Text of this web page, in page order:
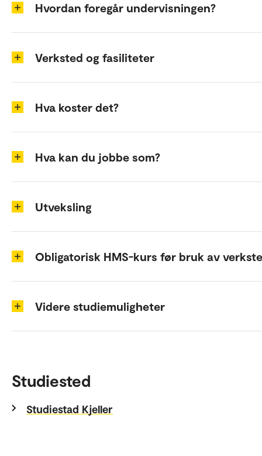
Hvordan foregår undervisningen?
Verksted og fasiliteter
Hva koster det?
Hva kan du jobbe som?
Utveksling
Obligatorisk HMS-kurs før bruk av
Videre studiemuligheter
Studiested
Studiestad Kjeller